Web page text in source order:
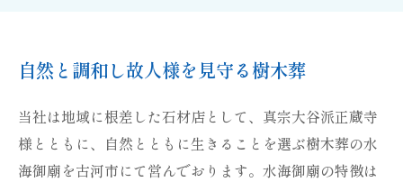
自然と調和し故人様を見守る樹木葬
当社は地域に根差した石材店として、真宗大谷派正蔵寺
様とともに、自然とともに生きることを選ぶ樹木葬の水
海御廟を古河市にて営んでおります。水海御廟の特徴は